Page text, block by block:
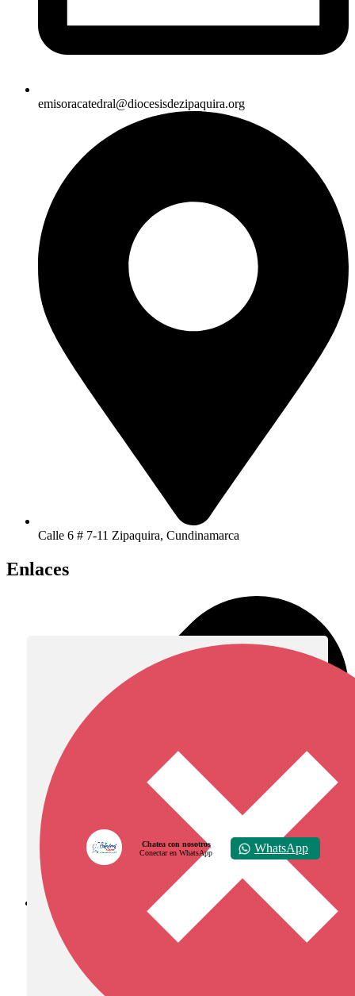
emisoracatedral@diocesisdezipaquira.org
Calle 6 # 7-11 Zipaquira, Cundinamarca
Enlaces
Diócesis de Zipaquirá
Chatea con nosotros
Conectar en WhatsApp
WhatsApp